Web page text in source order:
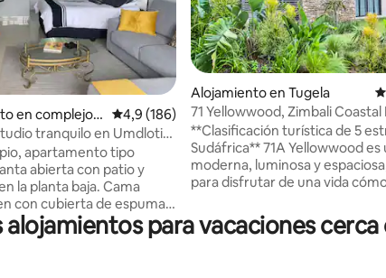
5. 145 evaluaciones
en complejo r
Umdloti
Calificación promedio: 4,9 de 5. 186
4,9 (186)
tranquilo en Umdloti
y vistas al mar
apartamento tipo
abierta con patio y
la planta baja. Cama
con cubierta de espuma
e inodoro separados.
Alojamiento en Tugela
71 Yellowwood, Zimbali Coastal
**Clasificación turística de 5
Sudáfrica** 71A Yellowwood es
moderna, luminosa y
para disfrutar de una vida
Resort, que cuenta con
instalaciones, como un campo
para vacaciones